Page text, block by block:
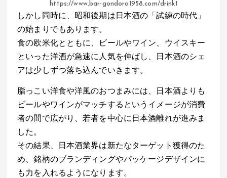
https://www.bar-gondora1958.com/drink1
しかし同時に、昭和後期は日本酒の「試練の時代」
の始まりでもあります。
食の欧米化とともに、ビールやワイン、ウイスキー
といった洋酒が急速に人気を伸ばし、日本酒のシェ
アは少しずつ落ち込んでいきます。
脂っこい洋食や洋風のおつまみには、日本酒よりも
ビールやワインがマッチするというイメージが消費
者の間で広がり、若者を中心に日本酒離れが進みま
した。
その結果、日本酒業界は新たなターゲット獲得のた
め、銘柄のブランディングやパッケージデザインに
も力を入れるようになります。